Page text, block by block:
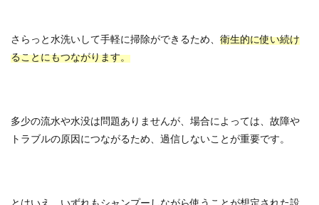
さらっと水洗いして手軽に掃除ができるため、 衛生的に使い続け
ることにもつながります。
多少の流水や水没は問題ありませんが、場合によっては、故障や
トラブルの原因につながるため、過信しないことが重要です。
とはいえ、いずれもシャンプーしながら使うことが想定された設